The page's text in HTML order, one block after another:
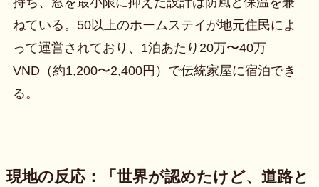
ねている。50以上のホームステイが地元住民によ
って運営されており、1泊あたり20万〜40万
VND（約1,200〜2,400円）で伝統家屋に宿泊でき
る。
現地の反応：「世界が認めたけど、道路と